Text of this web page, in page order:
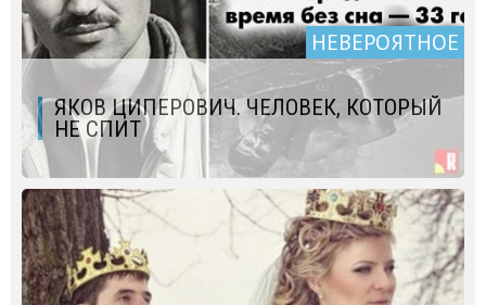
НЕВЕРОЯТНОЕ
ЯКОВ ЦИПЕРОВИЧ. ЧЕЛОВЕК, КОТОРЫЙ
НЕ СПИТ